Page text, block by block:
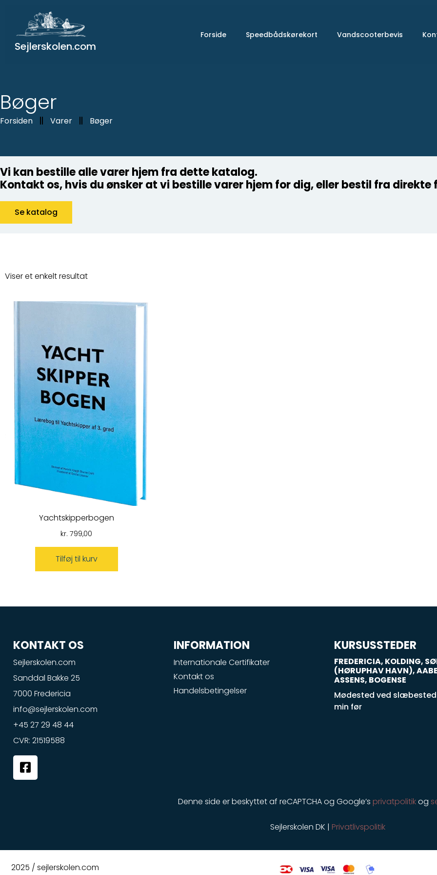
indholdet
Sejlerskolen.com
Forside Speedbådskørekort Vandscooterbevis
Bøger
Forsiden Varer Bøger
Vi kan bestille alle varer hjem fra dette katalog.
Kontakt os, hvis du ønsker at vi bestille varer hjem for dig, eller bestil fra direkte
Se katalog
Viser et enkelt resultat
Yachtskipperbogen
kr. 799,00
Tilføj til kurv
KONTAKT OS
Sejlerskolen.com
Sanddal Bakke 25
7000 Fredericia
info@sejlerskolen.com
+45 27 29 48 44
CVR: 21519588
F
a
c
k
s
INFORMATION
Internationale Certifikater
Kontakt os
Handelsbetingelser
KURSUSSTEDER
FREDERICIA, KOLDING,
(HØRUPHAV HAVN),
ASSENS, BOGENSE
Mødested ved
min før
Denne side er beskyttet af reCAPTCHA og Google’s privatpolitikog
Sejlerskolen DK | Privatlivspolitik
2025 / sejlerskolen.com